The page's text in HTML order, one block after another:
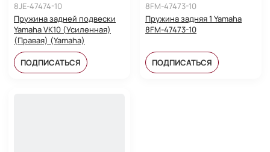
8JE-47474-10
Пружина задней подвески
Yamaha VK10 (Усиленная)
(Правая) (Yamaha)
ПОДПИСАТЬСЯ
8FM-47473-10
Пружина задняя 1 Yamaha
8FM-47473-10
ПОДПИСАТЬСЯ